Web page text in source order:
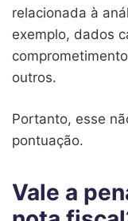
relacionada à
exemplo, dados
outros.
Portanto, esse
pontuação.
Vale a